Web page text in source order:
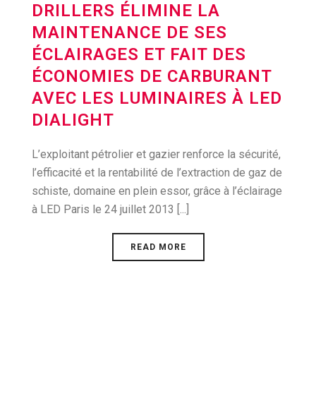
DRILLERS ÉLIMINE LA
MAINTENANCE DE SES
ÉCLAIRAGES ET FAIT DES
ÉCONOMIES DE CARBURANT
AVEC LES LUMINAIRES À LED
DIALIGHT
L’exploitant pétrolier et gazier renforce la sécurité,
l’efficacité et la rentabilité de l’extraction de gaz de
schiste, domaine en plein essor, grâce à l’éclairage
à LED Paris le 24 juillet 2013 [...]
READ MORE